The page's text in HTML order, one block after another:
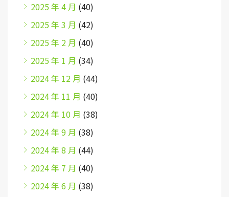
2025 年 4 月 (40)
2025 年 3 月 (42)
2025 年 2 月 (40)
2025 年 1 月 (34)
2024 年 12 月 (44)
2024 年 11 月 (40)
2024 年 10 月 (38)
2024 年 9 月 (38)
2024 年 8 月 (44)
2024 年 7 月 (40)
2024 年 6 月 (38)